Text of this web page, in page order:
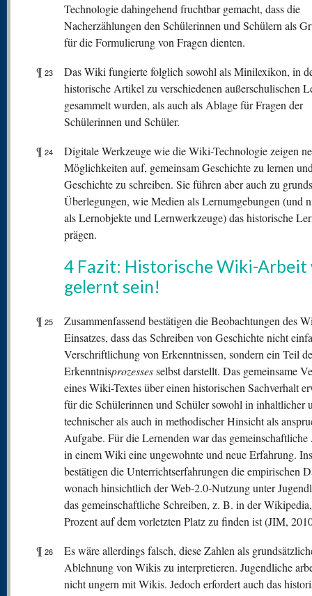
Technologie dahingehend fruchtbar gemacht, dass die
Nacherzählungen den Schülerinnen und Schülern als
für die Formulierung von Fragen dienten.
¶ 23
Das Wiki fungierte folglich sowohl als Minilexikon, in
historische Artikel zu verschiedenen außerschulischen
gesammelt wurden, als auch als Ablage für Fragen der
Schülerinnen und Schüler.
¶ 24
Digitale Werkzeuge wie die Wiki-Technologie zeigen
Möglichkeiten auf, gemeinsam Geschichte zu lernen
Geschichte zu schreiben. Sie führen aber auch zu
Überlegungen, wie Medien als Lernumgebungen (und
als Lernobjekte und Lernwerkzeuge) das historische
prägen.
4 Fazit: Historische Wiki-Arbeit
gelernt sein!
¶ 25
Zusammenfassend bestätigen die Beobachtungen des
Einsatzes, dass das Schreiben von Geschichte nicht
Verschriftlichung von Erkenntnissen, sondern ein Teil
Erkenntnisprozessesselbst darstellt. Das gemeinsame
eines Wiki-Textes über einen historischen Sachverhalt
für die Schülerinnen und Schüler sowohl in inhaltlicher
technischer als auch in methodischer Hinsicht als
Aufgabe. Für die Lernenden war das
in einem Wiki eine ungewohnte und neue Erfahrung.
bestätigen die Unterrichtserfahrungen die empirischen
wonach hinsichtlich der Web-2.0-Nutzung unter
das gemeinschaftliche Schreiben, z. B. in der
Prozent auf dem vorletzten Platz zu finden ist (JIM,
¶ 26
Es wäre allerdings falsch, diese Zahlen als
Ablehnung von Wikis zu interpretieren. Jugendliche
nicht ungern mit Wikis. Jedoch erfordert auch das